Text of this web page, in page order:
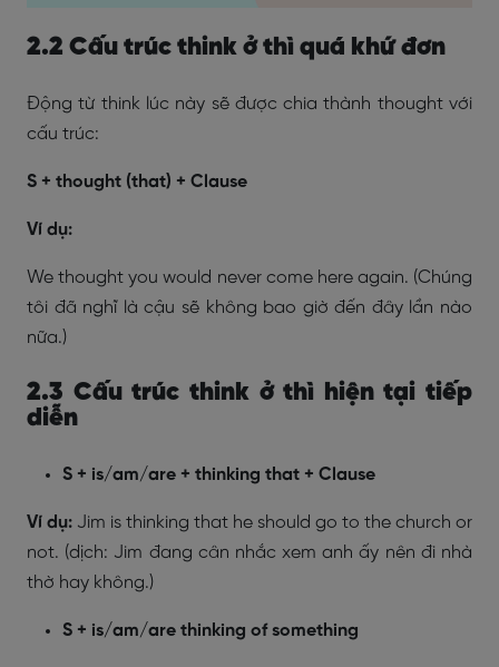
2.2 Cấu trúc think ở thì quá khứ đơn
Động từ think lúc này sẽ được chia thành thought với
cấu trúc:
S + thought (that) + Clause
Ví dụ:
We thought you would never come here again. (Chúng
tôi đã nghĩ là cậu sẽ không bao giờ đến đây lần nào
nữa.)
2.3 Cấu trúc think ở thì hiện tại tiếp
diễn
S + is/am/are + thinking that + Clause
Ví dụ: Jim is thinking that he should go to the church or
not. (dịch: Jim đang cân nhắc xem anh ấy nên đi nhà
thờ hay không.)
S + is/am/are thinking of something